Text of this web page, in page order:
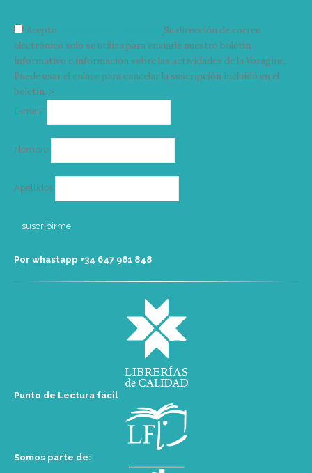
Acepto
Su dirección de correo
electrónico solo se utiliza para enviarle nuestro boletín
informativo e información sobre las actividades de la Vorágine.
Puede usar el enlace para cancelar la suscripción incluido en el
boletín. >
E-mail*
Nombre
Apellidos
Por whastapp +34 ‭647 961 848‬
Punto de Lectura fácil
Somos parte de: